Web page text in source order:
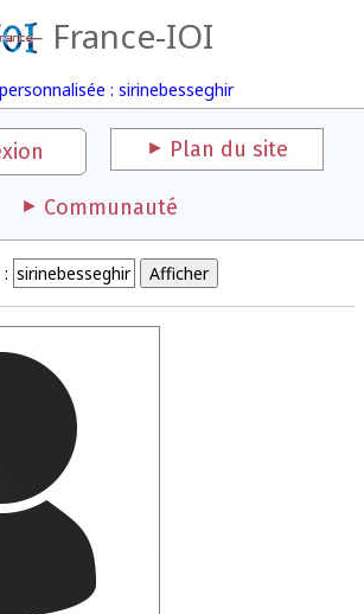
France-IOI
: sirinebesseghir
Plan du site
Communauté